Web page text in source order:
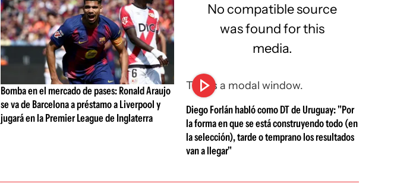
Bomba en el mercado de pases: Ronald Araujo
se va de Barcelona a préstamo a Liverpool y
jugará en la Premier League de Inglaterra
This is a modal window.
No compatible source
was found for this
media.
Diego Forlán habló como DT de Uruguay: "Por
la forma en que se está construyendo todo (en
la selección), tarde o temprano los resultados
van a llegar"